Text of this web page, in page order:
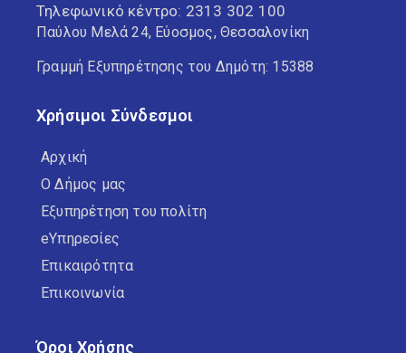
Τηλεφωνικό κέντρο: 2313 302 100
Παύλου Μελά 24, Εύοσμος, Θεσσαλονίκη
Γραμμή Εξυπηρέτησης του Δημότη: 15388
Χρήσιμοι Σύνδεσμοι
Αρχική
Ο Δήμος μας
Εξυπηρέτηση του πολίτη
eΥπηρεσίες
Επικαιρότητα
Επικοινωνία
Όροι Χρήσης